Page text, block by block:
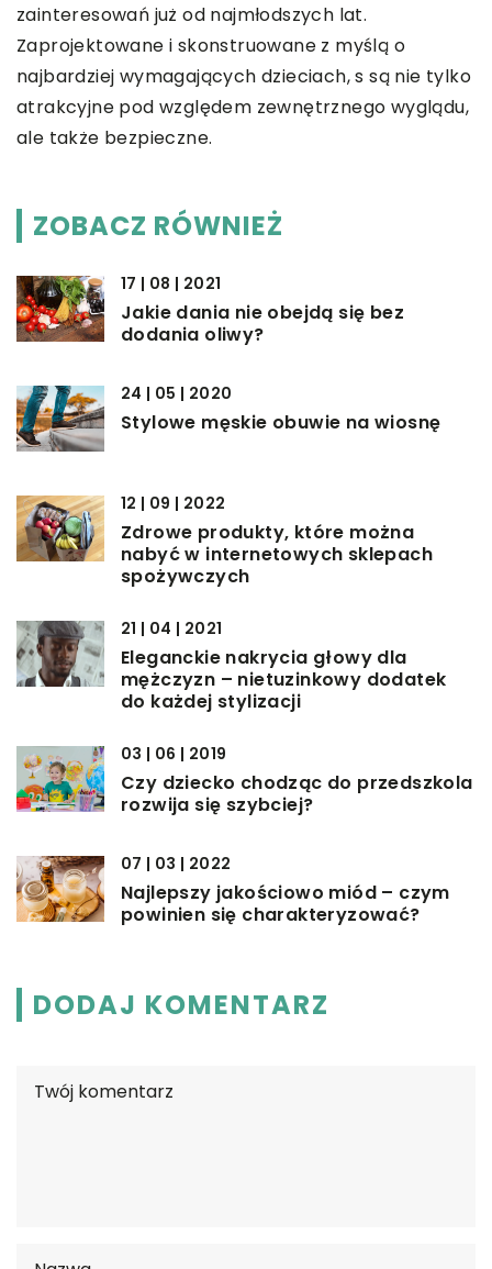
zainteresowań już od najmłodszych lat.
Zaprojektowane i skonstruowane z myślą o
najbardziej wymagających dzieciach, s są nie tylko
atrakcyjne pod względem zewnętrznego wyglądu,
ale także bezpieczne.
ZOBACZ RÓWNIEŻ
17 | 08 | 2021
Jakie dania nie obejdą się bez
dodania oliwy?
24 | 05 | 2020
Stylowe męskie obuwie na wiosnę
12 | 09 | 2022
Zdrowe produkty, które można
nabyć w internetowych sklepach
spożywczych
21 | 04 | 2021
Eleganckie nakrycia głowy dla
mężczyzn – nietuzinkowy dodatek
do każdej stylizacji
03 | 06 | 2019
Czy dziecko chodząc do przedszkola
rozwija się szybciej?
07 | 03 | 2022
Najlepszy jakościowo miód – czym
powinien się charakteryzować?
DODAJ KOMENTARZ